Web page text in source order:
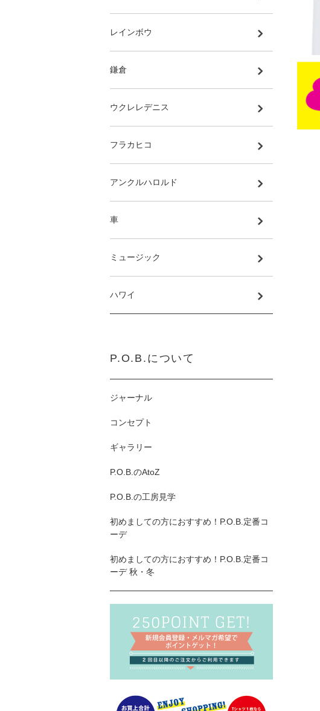
レインボウ
鎌倉
ウクレレデニス
フラカヒコ
アンクルハロルド
車
ミュージック
ハワイ
P.O.B.について
ジャーナル
コンセプト
ギャラリー
P.O.B.のAtoZ
P.O.B.の工房見学
初めましての方におすすめ！P.O.B.定番コ
ーデ
初めましての方におすすめ！P.O.B.定番コ
ーデ 秋・冬